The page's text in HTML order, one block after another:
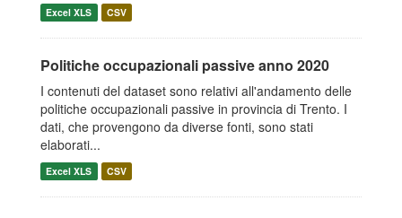
Excel XLS CSV
Politiche occupazionali passive anno 2020
I contenuti del dataset sono relativi all'andamento delle
politiche occupazionali passive in provincia di Trento. I
dati, che provengono da diverse fonti, sono stati
elaborati...
Excel XLS CSV